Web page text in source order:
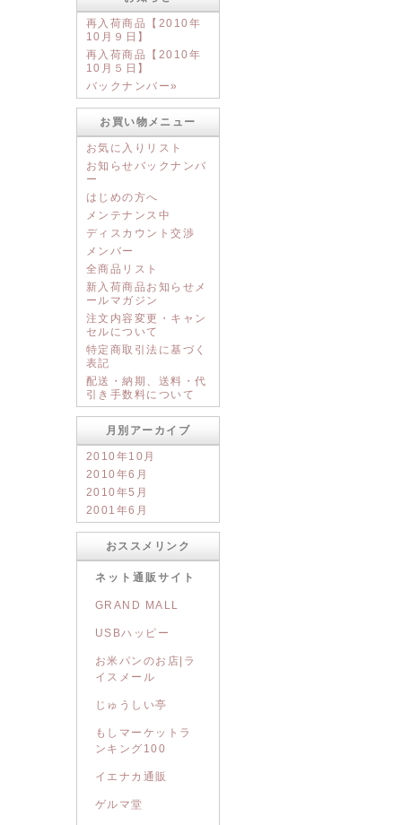
再入荷商品【2010年
10月９日】
再入荷商品【2010年
10月５日】
バックナンバー»
お買い物メニュー
お気に入りリスト
お知らせバックナンバ
ー
はじめの方へ
メンテナンス中
ディスカウント交渉
メンバー
全商品リスト
新入荷商品お知らせメ
ールマガジン
注文内容変更・キャン
セルについて
特定商取引法に基づく
表記
配送・納期、送料・代
引き手数料について
月別アーカイブ
2010年10月
2010年6月
2010年5月
2001年6月
おススメリンク
ネット通販サイト
GRAND MALL
USBハッピー
お米パンのお店|ラ
イスメール
じゅうしい亭
もしマーケットラ
ンキング100
イエナカ通販
ゲルマ堂